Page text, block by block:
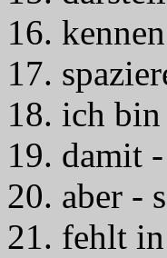
16.
17.
18. ich bin
19. damit
20. aber -
21. fehlt